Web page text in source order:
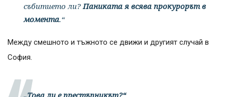
събитието ли? Паниката я всява прокурорът в
момента.“
Между смешното и тъжното се движи и другият случай в
София.
„Това ли е престъпникът?“